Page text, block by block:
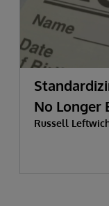
No Longer
Russell